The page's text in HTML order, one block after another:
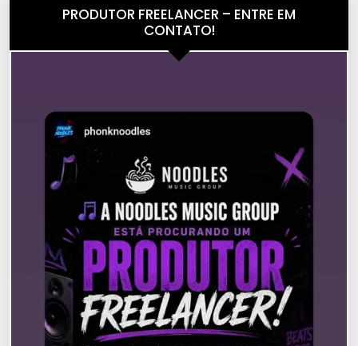
PRODUTOR FREELANCER – ENTRE EM
CONTATO!